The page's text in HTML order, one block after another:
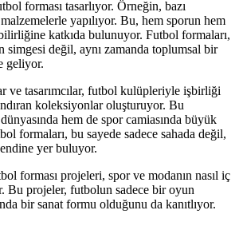
forması tasarlıyor. Örneğin, bazı
yapılıyor. Bu, hem sporun hem
katkıda bulunuyor. Futbol formaları,
simgesi değil, aynı zamanda toplumsal bir
geliyor.
ve tasarımcılar, futbol kulüpleriyle işbirliği
koleksiyonlar oluşturuyor. Bu
hem de spor camiasında büyük
formaları, bu sayede sadece sahada değil,
yer buluyor.
forması projeleri, spor ve modanın nasıl iç
Bu projeler, futbolun sadece bir oyun
bir sanat formu olduğunu da kanıtlıyor.